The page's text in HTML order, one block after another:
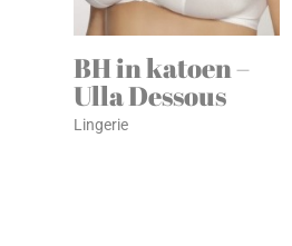
BH in katoen –
Ulla Dessous
Lingerie